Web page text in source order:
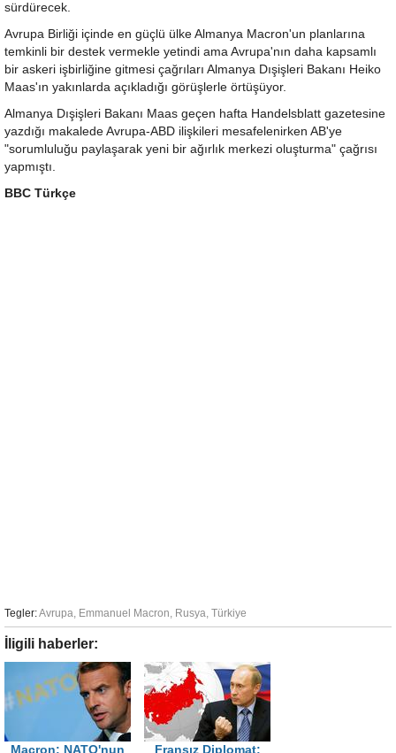
sürdürecek.
Avrupa Birliği içinde en güçlü ülke Almanya Macron'un planlarına
temkinli bir destek vermekle yetindi ama Avrupa'nın daha kapsamlı
bir askeri işbirliğine gitmesi çağrıları Almanya Dışişleri Bakanı Heiko
Maas'ın yakınlarda açıkladığı görüşlerle örtüşüyor.
Almanya Dışişleri Bakanı Maas geçen hafta Handelsblatt gazetesine
yazdığı makalede Avrupa-ABD ilişkileri mesafelenirken AB'ye
"sorumluluğu paylaşarak yeni bir ağırlık merkezi oluşturma" çağrısı
yapmıştı.
BBC Türkçe
Tegler:Avrupa, Emmanuel Macron, Rusya, Türkiye
İligili haberler:
Macron: NATO'nun Fransız Diplomat: